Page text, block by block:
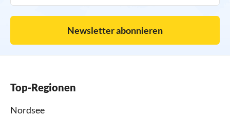
Newsletter abonnieren
Top-Regionen
Nordsee